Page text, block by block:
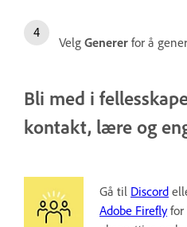
Velg Generer for å
Bli med i
kontakt, lære og
Gå til Discord
Adobe Fireflyfor